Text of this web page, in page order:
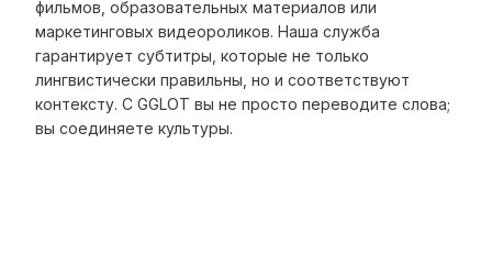
фильмов, образовательных материалов или
маркетинговых видеороликов. Наша служба
гарантирует субтитры, которые не только
лингвистически правильны, но и соответствуют
контексту. С GGLOT вы не просто переводите слова;
вы соединяете культуры.